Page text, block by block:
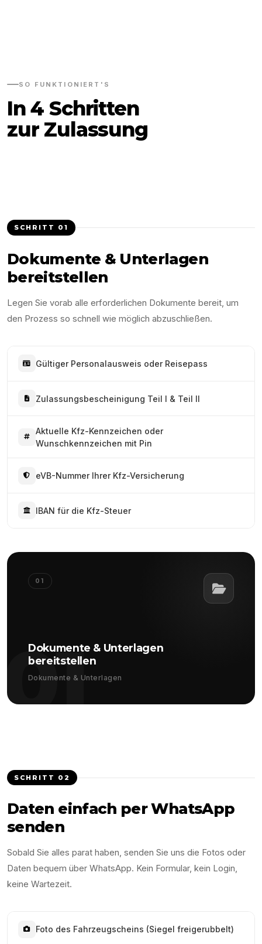
SO FUNKTIONIERT'S
In 4 Schritten
zur Zulassung
SCHRITT 01
Dokumente & Unterlagen
bereitstellen
Legen Sie vorab alle erforderlichen Dokumente bereit, um
den Prozess so schnell wie möglich abzuschließen.
Gültiger Personalausweis oder Reisepass
Zulassungsbescheinigung Teil I & Teil II
Aktuelle Kfz-Kennzeichen oder
Wunschkennzeichen mit Pin
eVB-Nummer Ihrer Kfz-Versicherung
IBAN für die Kfz-Steuer
01
01
Dokumente & Unterlagen
bereitstellen
Dokumente & Unterlagen
SCHRITT 02
Daten einfach per WhatsApp
senden
Sobald Sie alles parat haben, senden Sie uns die Fotos oder
Daten bequem über WhatsApp. Kein Formular, kein Login,
keine Wartezeit.
Foto des Fahrzeugscheins (Siegel freigerubbelt)